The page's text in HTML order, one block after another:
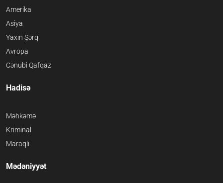
Amerika
Asiya
Yaxın Şərq
Avropa
Cənubi Qafqaz
Hadisə
Məhkəmə
Kriminal
Maraqlı
Mədəniyyət